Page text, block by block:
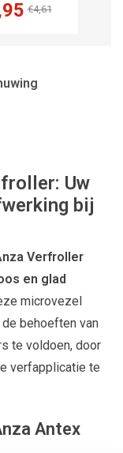
Uw
bij
Verfroller
en glad
microvezel
behoeften van
te voldoen, door
verfapplicatie te
Antex